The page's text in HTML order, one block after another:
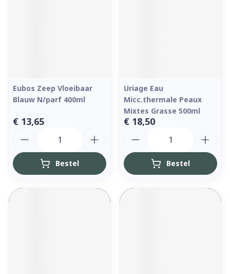
Eubos Zeep Vloeibaar
Blauw N/parf 400ml
€ 13,65
Bestel
Uriage Eau
Micc.thermale Peaux
Mixtes Grasse 500ml
€ 18,50
Bestel